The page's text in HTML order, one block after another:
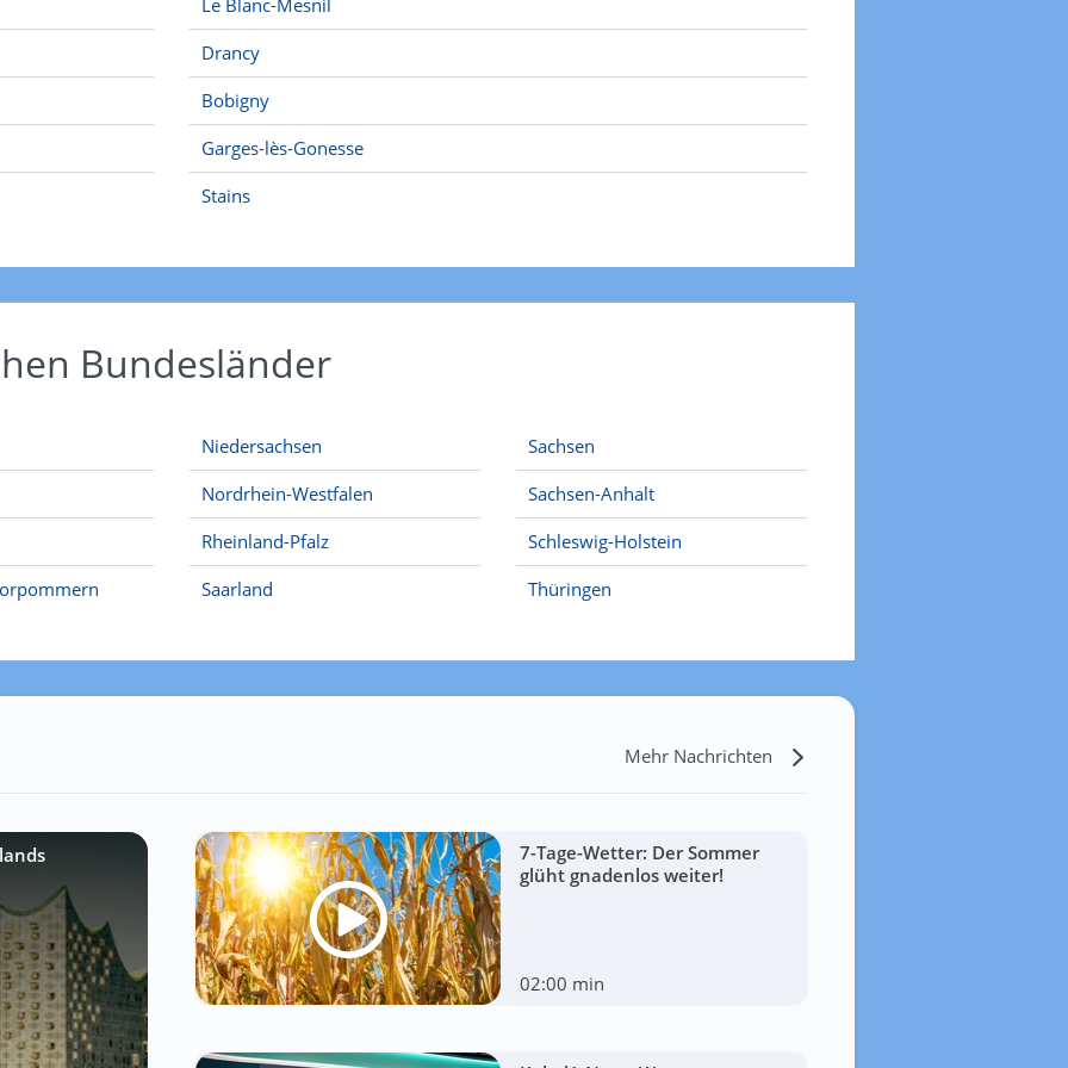
Le Blanc-Mesnil
Drancy
Bobigny
Garges-lès-Gonesse
Stains
Bundesländer
Niedersachsen
Nordrhein-Westfalen
Rheinland-Pfalz
Saarland
Sachsen
Sachsen-Anhalt
Schleswig-Holstein
Thüringen
Mehr Nachrichten
7-Tage-Wetter: Der Sommer
glüht gnadenlos weiter!
02:00 min